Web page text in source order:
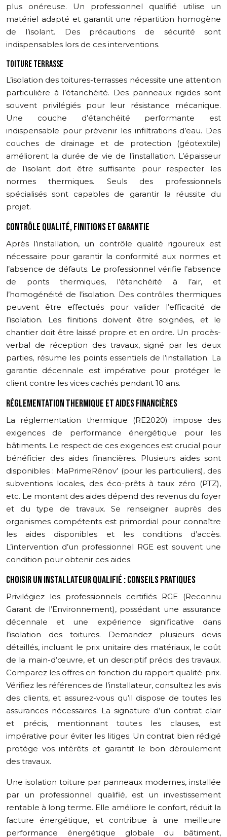
plus onéreuse. Un professionnel qualifié utilise un
matériel adapté et garantit une répartition homogène
de l’isolant. Des précautions de sécurité sont
indispensables lors de ces interventions.
TOITURE TERRASSE
L’isolation des toitures-terrasses nécessite une attention
particulière à l’étanchéité. Des panneaux rigides sont
souvent privilégiés pour leur résistance mécanique.
Une couche d’étanchéité performante est
indispensable pour prévenir les infiltrations d’eau. Des
couches de drainage et de protection (géotextile)
améliorent la durée de vie de l’installation. L’épaisseur
de l’isolant doit être suffisante pour respecter les
normes thermiques. Seuls des professionnels
spécialisés sont capables de garantir la réussite du
projet.
CONTRÔLE QUALITÉ, FINITIONS ET GARANTIE
Après l’installation, un contrôle qualité rigoureux est
nécessaire pour garantir la conformité aux normes et
l’absence de défauts. Le professionnel vérifie l’absence
de ponts thermiques, l’étanchéité à l’air, et
l’homogénéité de l’isolation. Des contrôles thermiques
peuvent être effectués pour valider l’efficacité de
l’isolation. Les finitions doivent être soignées, et le
chantier doit être laissé propre et en ordre. Un procès-
verbal de réception des travaux, signé par les deux
parties, résume les points essentiels de l’installation. La
garantie décennale est impérative pour protéger le
client contre les vices cachés pendant 10 ans.
RÉGLEMENTATION THERMIQUE ET AIDES FINANCIÈRES
La réglementation thermique (RE2020) impose des
exigences de performance énergétique pour les
bâtiments. Le respect de ces exigences est crucial pour
bénéficier des aides financières. Plusieurs aides sont
disponibles : MaPrimeRénov’ (pour les particuliers), des
subventions locales, des éco-prêts à taux zéro (PTZ),
etc. Le montant des aides dépend des revenus du foyer
et du type de travaux. Se renseigner auprès des
organismes compétents est primordial pour connaître
les aides disponibles et les conditions d’accès.
L’intervention d’un professionnel RGE est souvent une
condition pour obtenir ces aides.
CHOISIR UN INSTALLATEUR QUALIFIÉ : CONSEILS PRATIQUES
Privilégiez les professionnels certifiés RGE (Reconnu
Garant de l’Environnement), possédant une assurance
décennale et une expérience significative dans
l’isolation des toitures. Demandez plusieurs devis
détaillés, incluant le prix unitaire des matériaux, le coût
de la main-d’œuvre, et un descriptif précis des travaux.
Comparez les offres en fonction du rapport qualité-prix.
Vérifiez les références de l’installateur, consultez les avis
des clients, et assurez-vous qu’il dispose de toutes les
assurances nécessaires. La signature d’un contrat clair
et précis, mentionnant toutes les clauses, est
impérative pour éviter les litiges. Un contrat bien rédigé
protège vos intérêts et garantit le bon déroulement
des travaux.
Une isolation toiture par panneaux modernes, installée
par un professionnel qualifié, est un investissement
rentable à long terme. Elle améliore le confort, réduit la
facture énergétique, et contribue à une meilleure
performance énergétique globale du bâtiment,